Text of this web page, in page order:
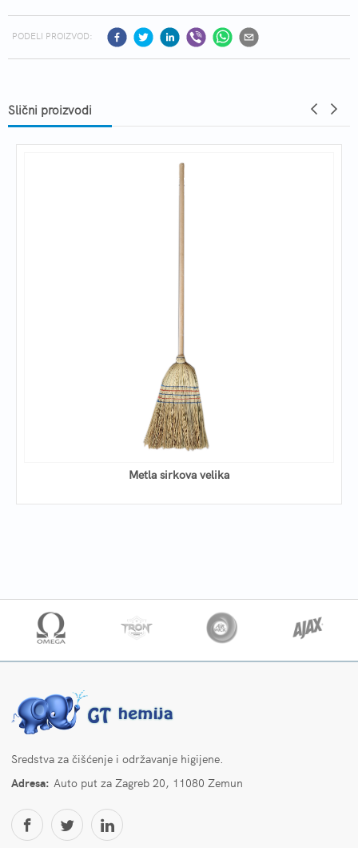
PODELI PROIZVOD:
Slični proizvodi
Metla sirkova velika
Sredstva za čišćenje i održavanje higijene.
Adresa: Auto put za Zagreb 20, 11080 Zemun